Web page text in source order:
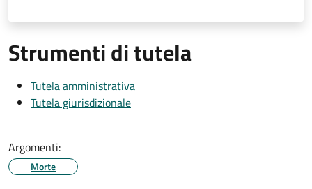
Strumenti di tutela
Tutela amministrativa
Tutela giurisdizionale
Argomenti:
Morte